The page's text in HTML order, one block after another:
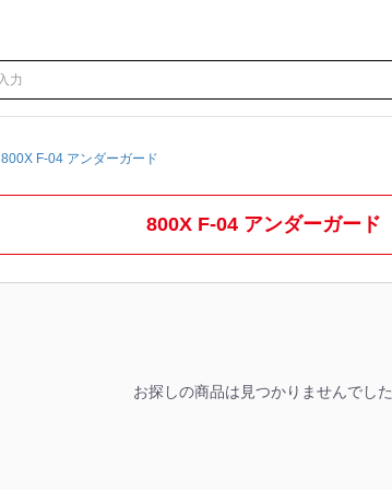
800X F-04 アンダーガード
800X F-04 アンダーガード
お探しの商品は見つかりませんでした